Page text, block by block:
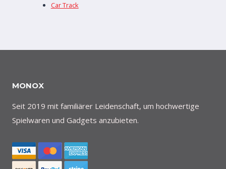
Car Track
MONOX
Seit 2019 mit familiärer Leidenschaft, um hochwertige
Spielwaren und Gadgets anzubieten.